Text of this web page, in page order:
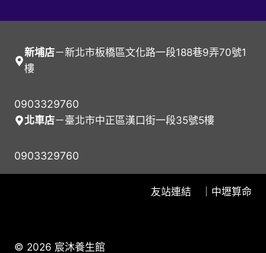
新埔店－新北市板橋區文化路一段188巷9弄70號1
樓
0903329760
北車店－臺北市中正區漢口街一段35號5樓
0903329760
友站連結 ｜ 中壢算命
© 2026 宸沐養生館